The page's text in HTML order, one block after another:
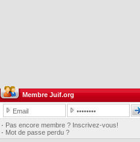
Membre Juif.org
· Pas encore membre ? Inscrivez-vous!
· Mot de passe perdu ?